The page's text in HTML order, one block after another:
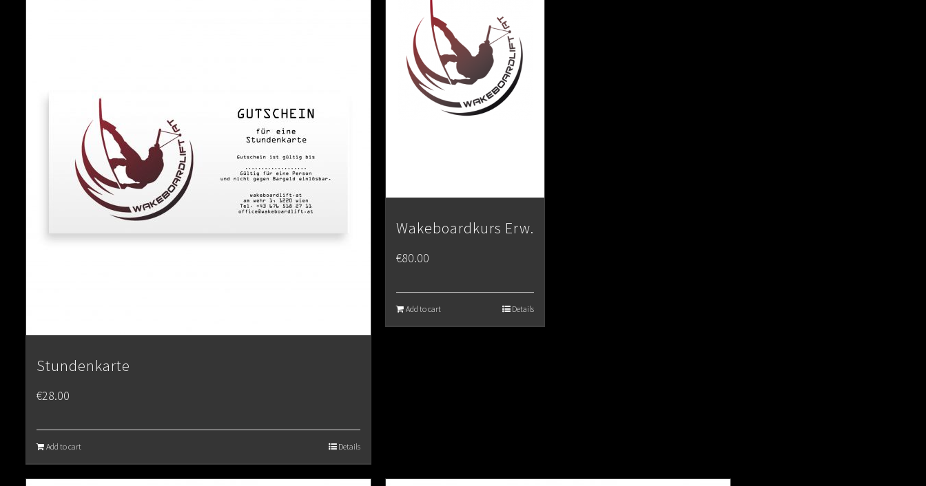
Stundenkarte
€28.00
Add to cart Details
Wakeboardkurs Erw.
€80.00
Add to cart Details